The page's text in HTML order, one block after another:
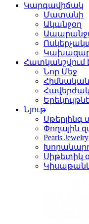
Կարգավիճակ
Մատանի
Ականջօղ
Հատկանշվում
Նոր Մեջ
Հիմնական
Նյութ
Սթերլինգ
Փողային
Pearls Jewelry
Սիթետիկ